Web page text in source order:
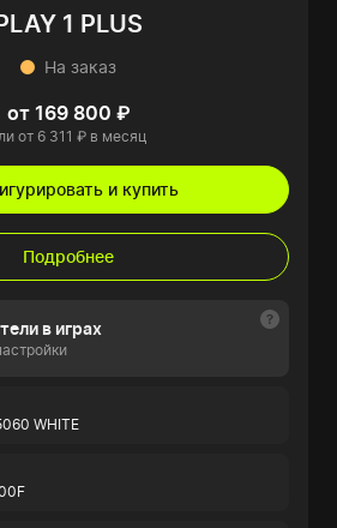
1 PLUS
На заказ
от 169 800 ₽
от 6 311 ₽ в месяц
и купить
Подробнее
в играх
WHITE